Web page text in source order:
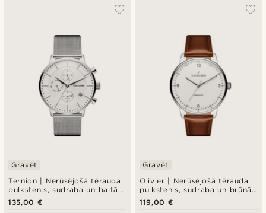
Ternion | Nerūsējošā tērauda
pulkstenis, sudraba un baltā
krāsā, divas laika joslas
Gravēt
135,00 €
Olivier | Nerūsējošā tērauda
pulkstenis, sudraba un brūnā
krāsā
Gravēt
119,00 €